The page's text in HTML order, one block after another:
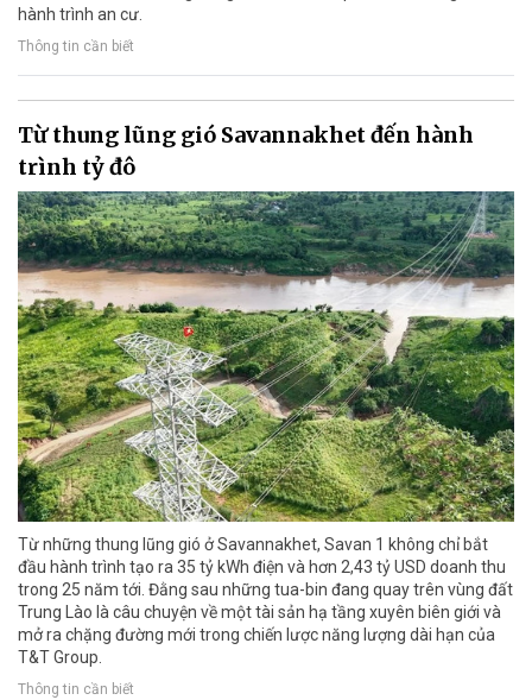
hành trình an cư.
Thông tin cần biết
Từ thung lũng gió Savannakhet đến hành
trình tỷ đô
Từ những thung lũng gió ở Savannakhet, Savan 1 không chỉ bắt
đầu hành trình tạo ra 35 tỷ kWh điện và hơn 2,43 tỷ USD doanh thu
trong 25 năm tới. Đằng sau những tua-bin đang quay trên vùng đất
Trung Lào là câu chuyện về một tài sản hạ tầng xuyên biên giới và
mở ra chặng đường mới trong chiến lược năng lượng dài hạn của
T&T Group.
Thông tin cần biết